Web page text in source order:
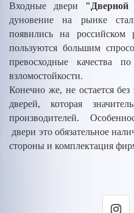
Входные двери "Дверной
дуновение на рынке
появились на
пользуются большим
превосходные качества
взломостойкости.
Конечно же, не остается
дверей, которая
производителей.
двери это обязательное
стороны и комплектация